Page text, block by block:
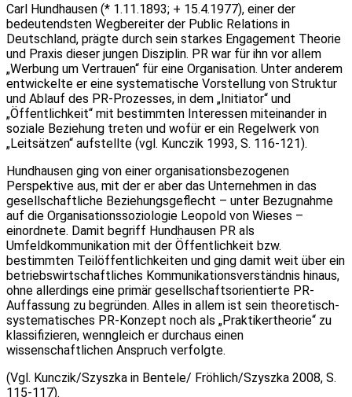
Carl Hundhausen (* 1.11.1893; + 15.4.1977), einer der
bedeutendsten Wegbereiter der Public Relations in
Deutschland, prägte durch sein starkes Engagement Theorie
und Praxis dieser jungen Disziplin. PR war für ihn vor allem
„Werbung um Vertrauen“ für eine Organisation. Unter anderem
entwickelte er eine systematische Vorstellung von Struktur
und Ablauf des PR-Prozesses, in dem „Initiator“ und
„Öffentlichkeit“ mit bestimmten Interessen miteinander in
soziale Beziehung treten und wofür er ein Regelwerk von
„Leitsätzen“ aufstellte (vgl. Kunczik 1993, S. 116-121).
Hundhausen ging von einer organisationsbezogenen
Perspektive aus, mit der er aber das Unternehmen in das
gesellschaftliche Beziehungsgeflecht – unter Bezugnahme
auf die Organisationssoziologie Leopold von Wieses –
einordnete. Damit begriff Hundhausen PR als
Umfeldkommunikation mit der Öffentlichkeit bzw.
bestimmten Teilöffentlichkeiten und ging damit weit über ein
betriebswirtschaftliches Kommunikationsverständnis hinaus,
ohne allerdings eine primär gesellschaftsorientierte PR-
Auffassung zu begründen. Alles in allem ist sein theoretisch-
systematisches PR-Konzept noch als „Praktikertheorie“ zu
klassifizieren, wenngleich er durchaus einen
wissenschaftlichen Anspruch verfolgte.
(Vgl. Kunczik/Szyszka in Bentele/ Fröhlich/Szyszka 2008, S.
115-117).